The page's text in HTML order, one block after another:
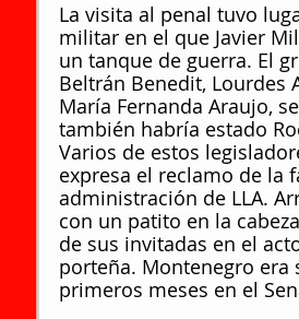
La visita al penal tuvo
militar en el que Javier
un tanque de guerra. El
Beltrán Benedit, Lourdes
María Fernanda Araujo,
también habría estado
Varios de estos
expresa el reclamo de
administración de LLA.
con un patito en la
de sus invitadas en el
porteña. Montenegro
primeros meses en el